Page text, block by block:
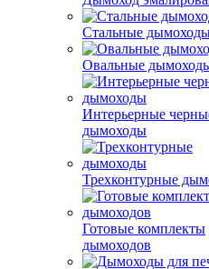
Стальные
Овальные
Интерьерные
дымоходы
Трехконтурные
Готовые комплекты
дымоходов